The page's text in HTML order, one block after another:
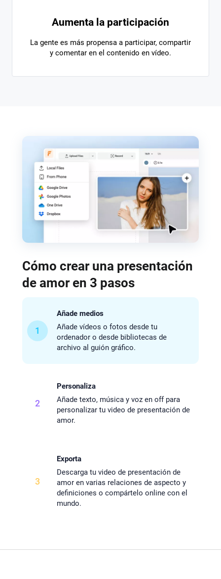
Aumenta la participación
La gente es más propensa a participar, compartir
y comentar en el contenido en vídeo.
Cómo crear una presentación
de amor en 3 pasos
1
Añade medios
Añade vídeos o fotos desde tu
ordenador o desde bibliotecas de
archivo al guión gráfico.
2
Personaliza
Añade texto, música y voz en off para
personalizar tu video de presentación de
amor.
3
Exporta
Descarga tu video de presentación de
amor en varias relaciones de aspecto y
definiciones o compártelo online con el
mundo.